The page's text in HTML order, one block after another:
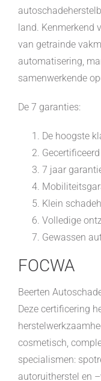
land. Kenmerkend
van getrainde
automatisering,
samenwerkende
De 7 garanties:
De hoogste
7 jaar
Klein
Volledige
Gewassen
FOCWA
Beerten
Deze certificering
cosmetisch,
specialismen:
autoruitherstel en